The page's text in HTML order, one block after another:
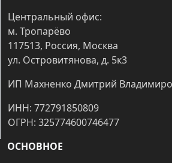
Центральный офис:
м. Тропарёво
117513, Россия, Москва
ул. Островитянова, д. 5к3
ИП Махненко Дмитрий
ИНН: 772791850809
ОГРН: 325774600746477
ОСНОВНОЕ